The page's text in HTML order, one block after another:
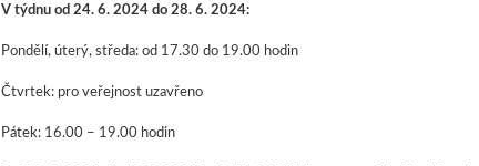
V týdnu od 24. 6. 2024 do 28. 6. 2024:
Pondělí, úterý, středa: od 17.30 do 19.00 hodin
Čtvrtek: pro veřejnost uzavřeno
Pátek: 16.00 – 19.00 hodin